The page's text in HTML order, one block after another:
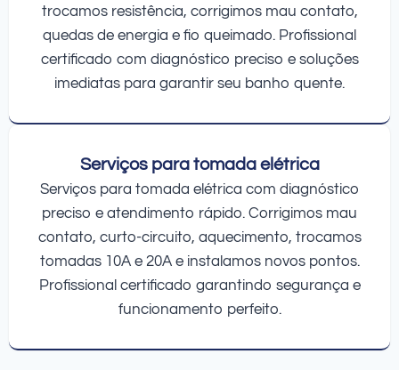
trocamos resistência, corrigimos mau contato,
quedas de energia e fio queimado. Profissional
certificado com diagnóstico preciso e soluções
imediatas para garantir seu banho quente.
Serviços para tomada elétrica
Serviços para tomada elétrica com diagnóstico
preciso e atendimento rápido. Corrigimos mau
contato, curto-circuito, aquecimento, trocamos
tomadas 10A e 20A e instalamos novos pontos.
Profissional certificado garantindo segurança e
funcionamento perfeito.